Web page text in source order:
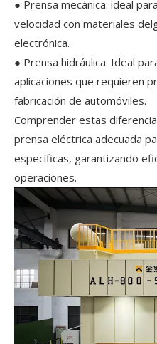
● Prensa mecánica: ideal
velocidad con materiales
electrónica.
● Prensa hidráulica: Ideal
aplicaciones que requieren
fabricación de automóviles.
Comprender estas
prensa eléctrica adecuada
específicas, garantizando
operaciones.